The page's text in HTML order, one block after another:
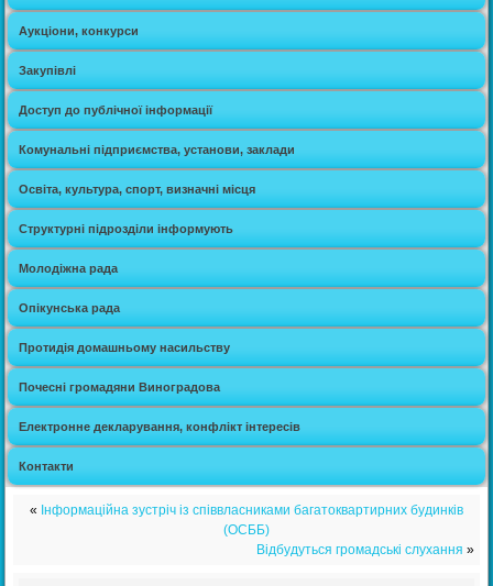
Аукціони, конкурси
Закупівлі
Доступ до публічної інформації
Комунальні підприємства, установи, заклади
Освіта, культура, спорт, визначні місця
Структурні підрозділи інформують
Молодіжна рада
Опікунська рада
Протидія домашньому насильству
Почесні громадяни Виноградова
Електронне декларування, конфлікт інтересів
Контакти
« Інформаційна зустріч із співвласниками багатоквартирних будинків
(ОСББ)
Відбудуться громадські слухання »